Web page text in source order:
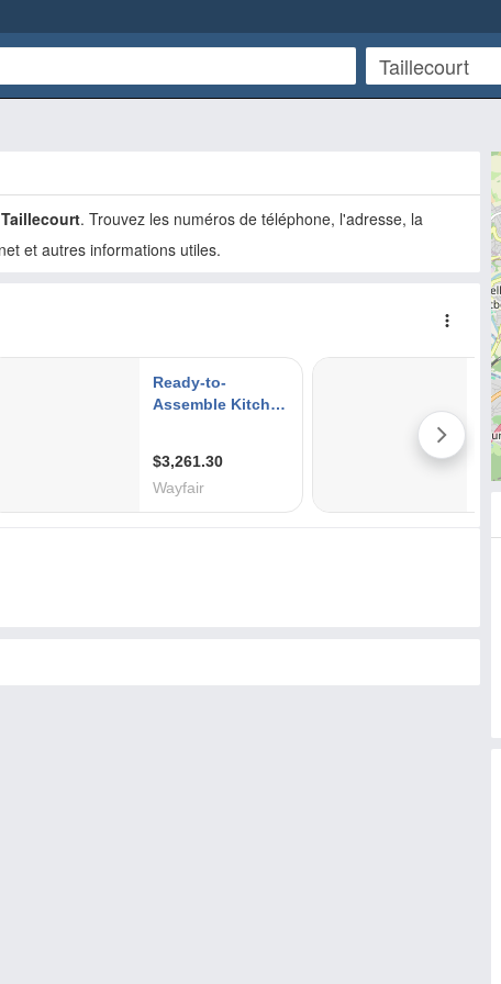
Taillecourt. Trouvez les numéros de téléphone, l'adresse, la
et autres informations utiles.